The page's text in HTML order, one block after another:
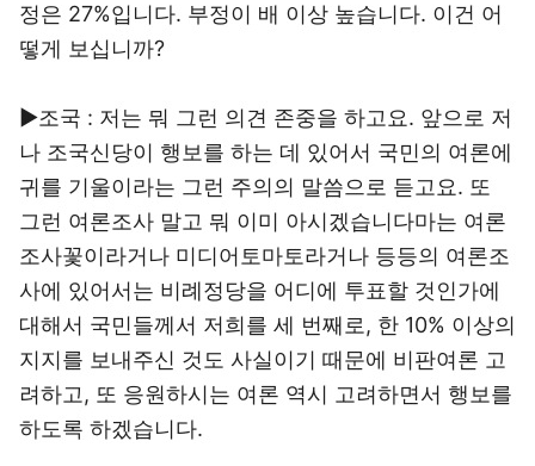
정은 27%입니다. 부정이 배 이상 높습니다. 이건 어
떻게 보십니까?
▶조국 : 저는 뭐 그런 의견 존중을 하고요. 앞으로 저
나 조국신당이 행보를 하는 데 있어서 국민의 여론에
귀를 기울이라는 그런 주의의 말씀으로 듣고요. 또
그런 여론조사 말고 뭐 이미 아시겠습니다마는 여론
조사꽃이라거나 미디어토마토라거나 등등의 여론조
사에 있어서는 비례정당을 어디에 투표할 것인가에
대해서 국민들께서 저희를 세 번째로, 한 10% 이상의
지지를 보내주신 것도 사실이기 때문에 비판여론 고
려하고, 또 응원하시는 여론 역시 고려하면서 행보를
하도록 하겠습니다.